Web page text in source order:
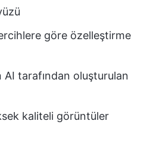
göre özelleştirme
tarafından oluşturulan
kaliteli görüntüler